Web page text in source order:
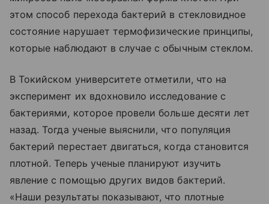
этом способ перехода бактерий в стекловидное
состояние нарушает термофизические принципы,
которые наблюдают в случае с обычным стеклом.
В Токийском университете отметили, что на
эксперимент их вдохновило исследование с
бактериями, которое провели больше десяти лет
назад. Тогда ученые выяснили, что популяция
бактерий перестает двигаться, когда становится
плотной. Теперь ученые планируют изучить
явление с помощью других видов бактерий.
«Наши результаты показывают, что плотные